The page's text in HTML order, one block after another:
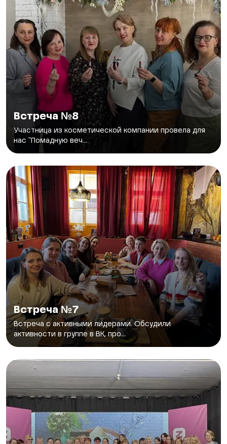
Встреча №8
Участница из косметической компании провела для
нас "Помадную веч...
Встреча №7
Встреча с активными лидерами. Обсудили
активности в группе в ВК, про...